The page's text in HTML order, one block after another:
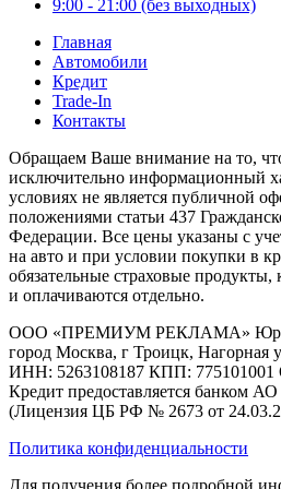
9:00 - 21:00 (без выходных)
Главная
Автомобили
Кредит
Trade-In
Контакты
Обращаем Ваше внимание на то,
исключительно информационный
условиях не является публичной
положениями статьи 437
Федерации. Все цены указаны с
на авто и при условии покупки в
обязательные страховые продукты,
и оплачиваются отдельно.
ООО «ПРЕМИУМ РЕКЛАМА»
город Москва, г Троицк, Нагорная
ИНН: 5263108187 КПП: 775101001
Кредит предоставляется банком
(Лицензия ЦБ РФ № 2673 от
Политика конфиденциальности
Для получения более подробной